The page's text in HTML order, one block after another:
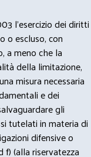
l’esercizio dei diritti
o escluso, con
a meno che la
della limitazione,
misura necessaria
e dei
gli
tutelati in materia di
difensive o
f) (alla riservatezza